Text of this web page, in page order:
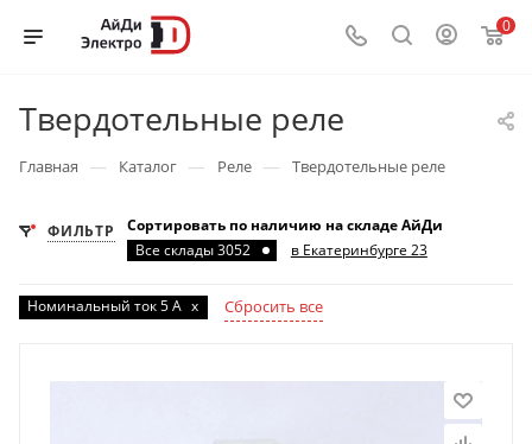
0
Твердотельные реле
Главная — Каталог — Реле — Твердотельные реле
ФИЛЬТР
Сортировать по наличию на складе АйДи
Все склады 3052
в Екатеринбурге 23
Номинальный ток 5 А x Сбросить все